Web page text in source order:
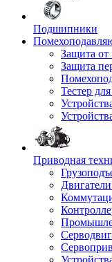
Подшипники
Защита
Защита
Тестер
Приводная